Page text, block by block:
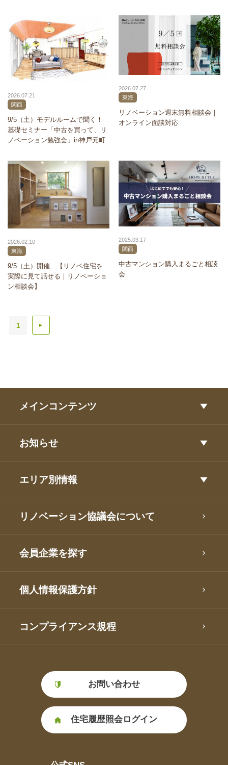
2026.07.21
関西
9/5（土）モデルルームで聞く！
基礎セミナー「中古を買って、リ
ノベーション勉強会」in神戸元町
2026.07.27
東海
リノベーション週末無料相談会｜
オンライン面談対応
2026.02.10
東海
9/5（土）開催 【リノベ住宅を
実際に見て話せる｜リノベーショ
ン相談会】
2025.03.17
関西
中古マンション購入まるごと相談
会
1 ▲
メインコンテンツ
お知らせ
エリア別情報
リノベーション協議会について
会員企業を探す
個人情報保護方針
コンプライアンス規程
お問い合わせ
住宅履歴照会ログイン